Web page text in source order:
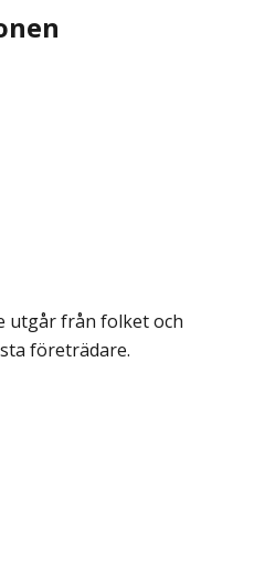
utgår från folket och
företrädare.